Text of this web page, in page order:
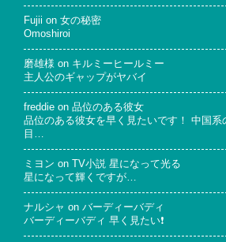
Fujii on 女の秘密
Omoshiroi
磨雄様 on キルミーヒールミー
主人公のギャップがヤバイ
freddie on 品位のある彼女
品位のある彼女を早く見たいです！ 中国系
目…
ミヨン on TV小説 星になって光る
星になって輝くですが…
ナルシャ on バーディーバディ
バーディーバディ 早く見たい❗